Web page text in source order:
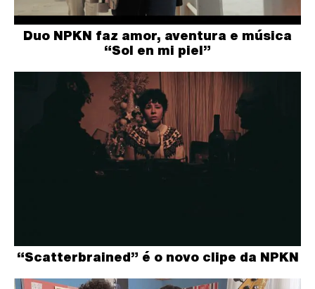
Duo NPKN faz amor, aventura e música
“Sol en mi piel”
“Scatterbrained” é o novo clipe da NPKN